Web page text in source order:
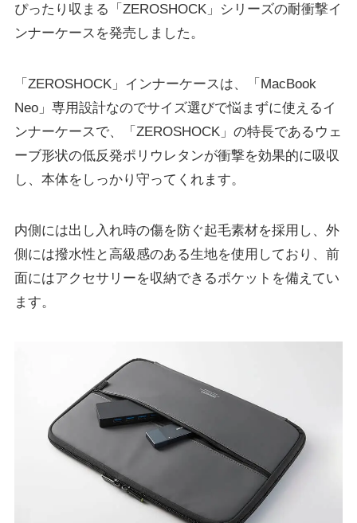
ぴったり収まる「ZEROSHOCK」シリーズの耐衝撃イ
ンナーケースを発売しました。
「ZEROSHOCK」インナーケースは、「MacBook
Neo」専用設計なのでサイズ選びで悩まずに使えるイ
ンナーケースで、「ZEROSHOCK」の特長であるウェ
ーブ形状の低反発ポリウレタンが衝撃を効果的に吸収
し、本体をしっかり守ってくれます。
内側には出し入れ時の傷を防ぐ起毛素材を採用し、外
側には撥水性と高級感のある生地を使用しており、前
面にはアクセサリーを収納できるポケットを備えてい
ます。